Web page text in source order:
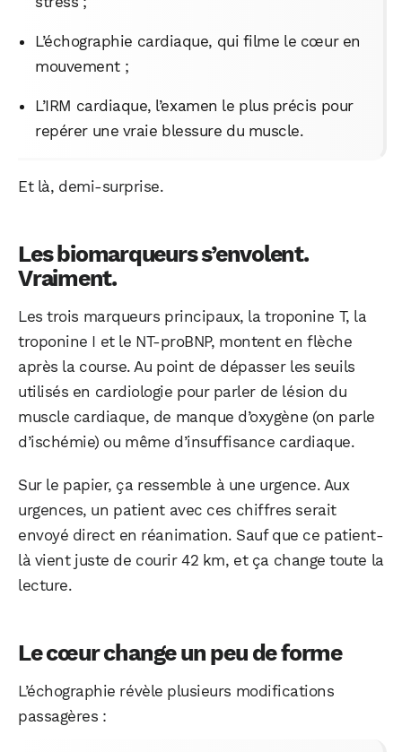
L’échographie cardiaque, qui filme le cœur en
mouvement ;
L’IRM cardiaque, l’examen le plus précis pour
repérer une vraie blessure du muscle.
Et là, demi-surprise.
Les biomarqueurs s’envolent.
Vraiment.
Les trois marqueurs principaux, la troponine T, la
troponine I et le NT-proBNP, montent en flèche
après la course. Au point de dépasser les seuils
utilisés en cardiologie pour parler de lésion du
muscle cardiaque, de manque d’oxygène (on parle
d’ischémie) ou même d’insuffisance cardiaque.
Sur le papier, ça ressemble à une urgence. Aux
urgences, un patient avec ces chiffres serait
envoyé direct en réanimation. Sauf que ce patient-
là vient juste de courir 42 km, et ça change toute la
lecture.
Le cœur change un peu de forme
L’échographie révèle plusieurs modifications
passagères :